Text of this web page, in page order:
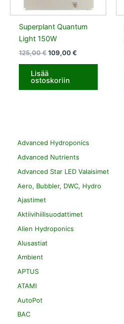
Advanced Hydroponics
Advanced Nutrients
Advanced Star LED Valaisimet
Aero, Bubbler, DWC, Hydro
Ajastimet
Aktiivihiilisuodattimet
Alien Hydroponics
Alusastiat
Ambient
APTUS
ATAMI
AutoPot
BAC
Superplant Quantum
Light 150W
125,00€ 109,00€
Lisää
ostoskoriin